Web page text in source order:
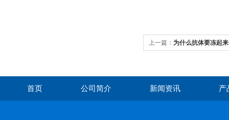
上一篇： 为什么抗体要冻起
首页 公司简介 新闻资讯 产